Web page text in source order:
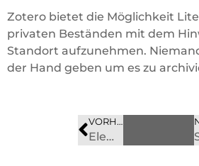
Zotero bietet die Möglichkeit
privaten Beständen mit dem
Standort aufzunehmen.
der Hand geben um es zu
VORHERIGES
Elementor #5075